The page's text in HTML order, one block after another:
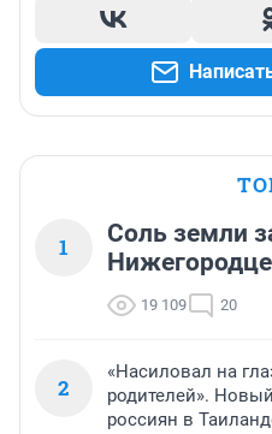
1
Соль земли
19 109 20
2
«Насиловал на
родителей».
россиян в